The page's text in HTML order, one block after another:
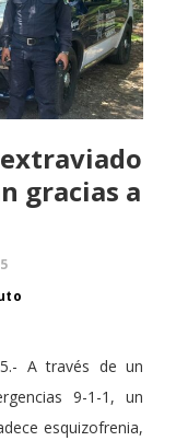
extraviado
gracias a
A través de un
9-1-1, un
esquizofrenia,